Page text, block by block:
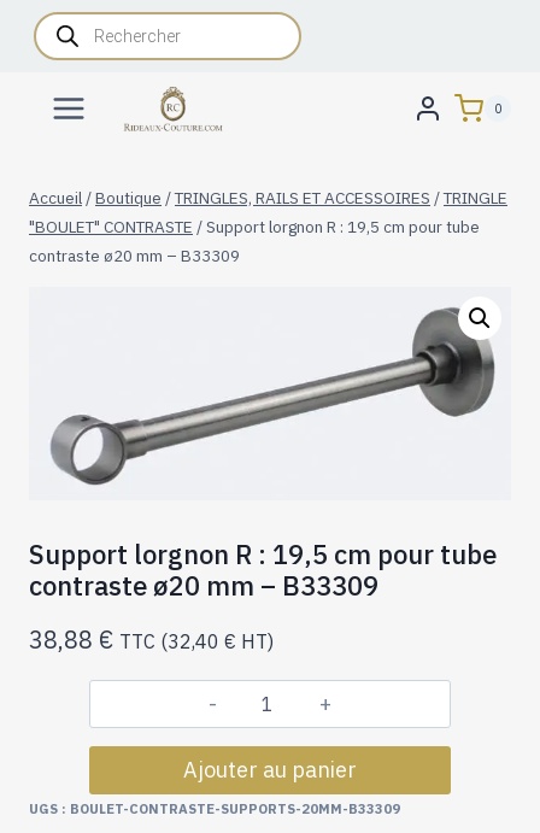
AllerRecherche
de
produits
0
Accueil /Boutique /TRINGLES, RAILS ET ACCESSOIRES /TRINGLE
"BOULET" CONTRASTE /Support lorgnon R : 19,5 cm pour tube
contraste ø20 mm – B33309
Support lorgnon R : 19,5 cm pour tube
contraste ø20 mm – B33309
38,88 € TTC (32,40 € HT)
quantité
de
Support
lorgnon
Ajouter au panier
UGS : BOULET-CONTRASTE-SUPPORTS-20MM-B33309